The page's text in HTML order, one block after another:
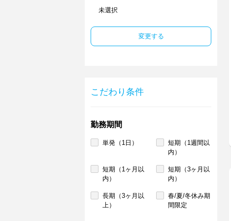
未選択
変更する
こだわり条件
勤務期間
単発（1日）
短期（1週間以
内）
短期（1ヶ月以
内）
短期（3ヶ月以
内）
長期（3ヶ月以
上）
春/夏/冬休み期
間限定